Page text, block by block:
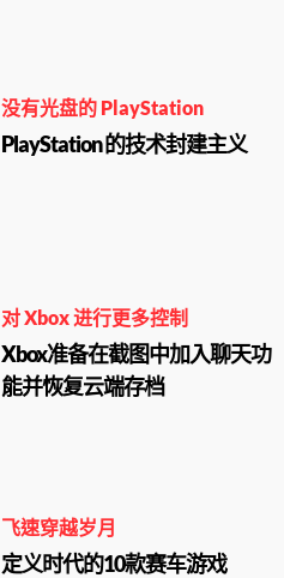
没有光盘的 PlayStation
PlayStation 的技术封建主义
对 Xbox 进行更多控制
Xbox准备在截图中加入聊天功
能并恢复云端存档
飞速穿越岁月
定义时代的10款赛车游戏